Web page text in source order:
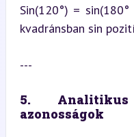
Sin(120°) =
kvadránsban sin
---
5.
azonosságok